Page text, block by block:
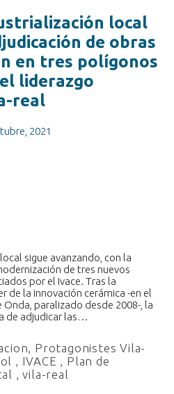
local
de obras
en tres polígonos
liderazgo
real
2021
sigue avanzando, con la
de tres nuevos
por el Ivace. Tras la
de la innovación cerámica -en el
paralizado desde 2008-, la
de adjudicar las…
, Protagonistes Vila-
, IVACE , Plan de
,vila-real